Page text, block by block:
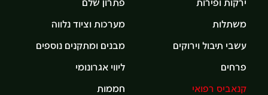
ירקות ופירות
משתלות
עשבי תיבול וירוקים
פרחים
קנאביס רפואי
פתרון שלם
מערכות וציוד נלווה
מבנים ומתקנים נוספים
ליווי אגרונומי
חממות